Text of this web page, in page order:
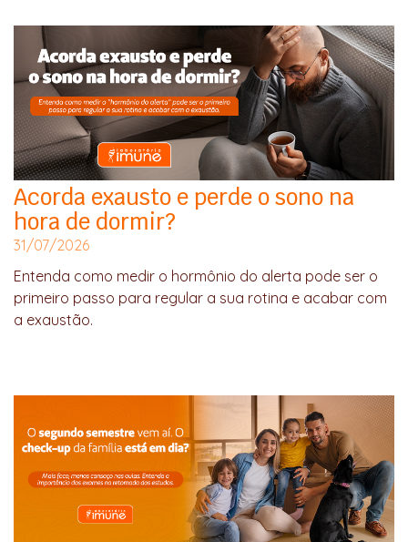
Acorda exausto e perde o sono na
hora de dormir?
31/07/2026
Entenda como medir o hormônio do alerta pode ser o
primeiro passo para regular a sua rotina e acabar com
a exaustão.